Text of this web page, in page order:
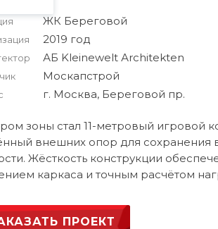
ЖК Береговой
2019 год
АБ Kleinewelt Аrchitekten
Москапстрой
г. Москва, Береговой пр.
зоны стал 11-метровый игровой
внешних опор для сохранения
Жёсткость конструкции
каркаса и точным расчётом
ПРОЕКТ